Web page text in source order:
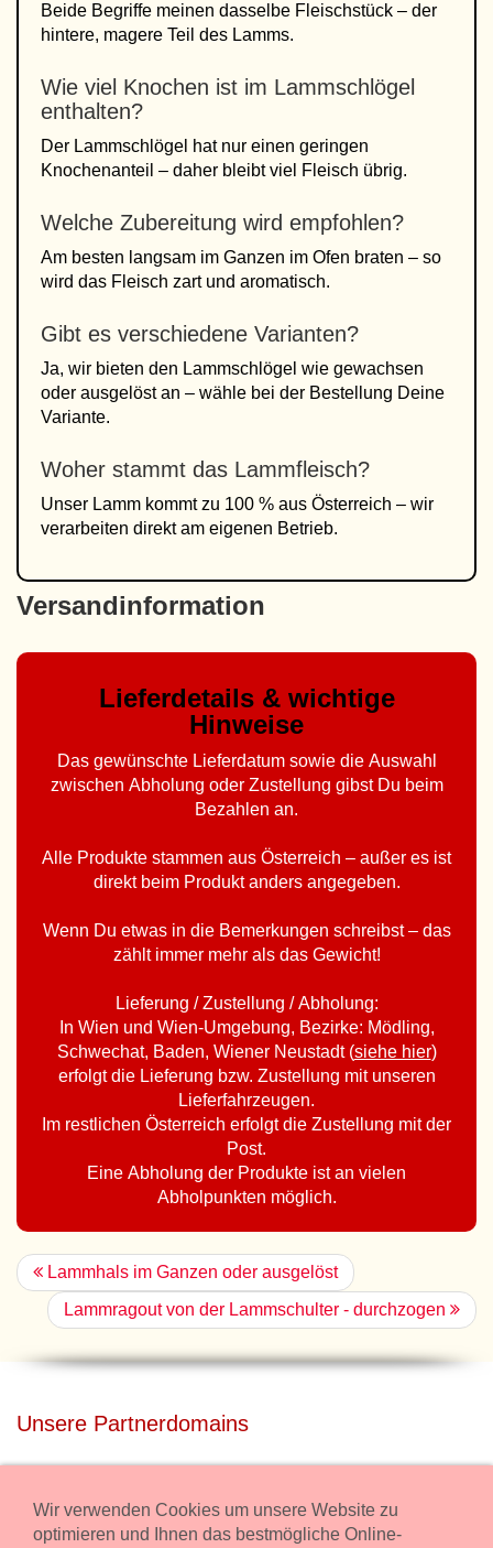
Beide Begriffe meinen dasselbe Fleischstück – der
hintere, magere Teil des Lamms.
Wie viel Knochen ist im Lammschlögel
enthalten?
Der Lammschlögel hat nur einen geringen
Knochenanteil – daher bleibt viel Fleisch übrig.
Welche Zubereitung wird empfohlen?
Am besten langsam im Ganzen im Ofen braten – so
wird das Fleisch zart und aromatisch.
Gibt es verschiedene Varianten?
Ja, wir bieten den Lammschlögel wie gewachsen
oder ausgelöst an – wähle bei der Bestellung Deine
Variante.
Woher stammt das Lammfleisch?
Unser Lamm kommt zu 100 % aus Österreich – wir
verarbeiten direkt am eigenen Betrieb.
Versandinformation
Lieferdetails & wichtige
Hinweise
Das gewünschte Lieferdatum sowie die Auswahl
zwischen Abholung oder Zustellung gibst Du beim
Bezahlen an.
Alle Produkte stammen aus Österreich – außer es ist
direkt beim Produkt anders angegeben.
Wenn Du etwas in die Bemerkungen schreibst – das
zählt immer mehr als das Gewicht!
Lieferung / Zustellung / Abholung:
In Wien und Wien-Umgebung, Bezirke: Mödling,
Schwechat, Baden, Wiener Neustadt (siehe hier)
erfolgt die Lieferung bzw. Zustellung mit unseren
Lieferfahrzeugen.
Im restlichen Österreich erfolgt die Zustellung mit der
Post.
Eine Abholung der Produkte ist an vielen
Abholpunkten möglich.
Lammhals im Ganzen oder ausgelöst
Lammragout von der Lammschulter - durchzogen
Unsere Partnerdomains
Miete unser Haus bei Wiener Neustadt für Deine Party mit
Übernachtung.
Wir verwenden Cookies um unsere Website zu
optimieren und Ihnen das bestmögliche Online-